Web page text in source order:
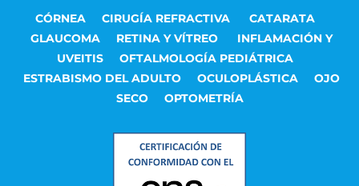
CÓRNEA CIRUGÍA REFRACTIVA
CATARATA
GLAUCOMA
RETINA Y VÍTREO
INFLAMACIÓN Y
UVEITIS
OFTALMOLOGÍA PEDIÁTRICA
ESTRABISMO DEL ADULTO
OCULOPLÁSTICA
OJO
SECO
OPTOMETRÍA